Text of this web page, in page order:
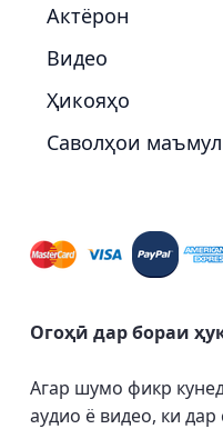
Актёрон
Видео
Ҳикояҳо
Саволҳои маъмул
Огоҳӣ дар бораи
Агар шумо фикр
аудио ё видео, ки